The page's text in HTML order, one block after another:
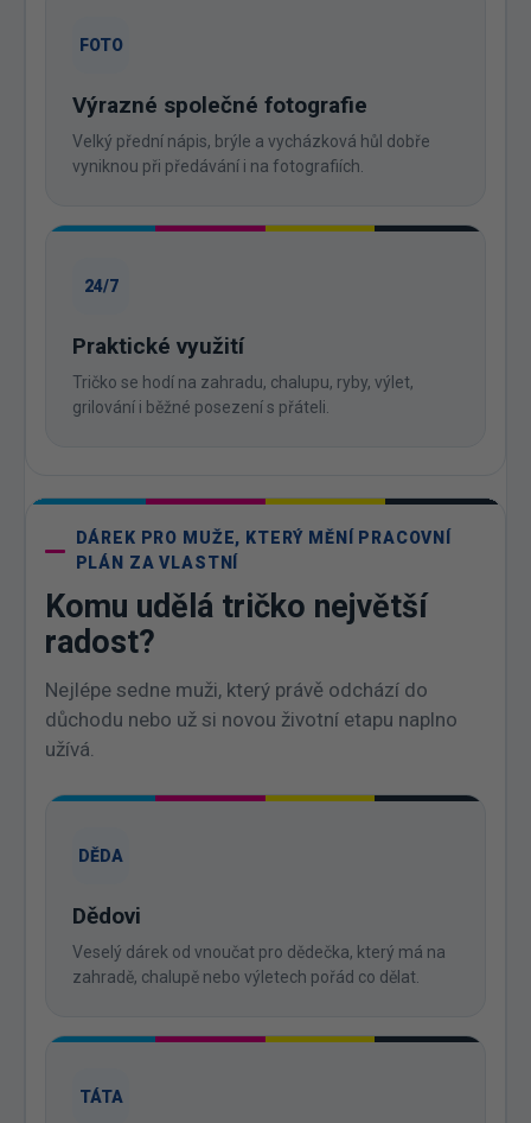
FOTO
Výrazné společné fotografie
Velký přední nápis, brýle a vycházková hůl dobře
vyniknou při předávání i na fotografiích.
24/7
Praktické využití
Tričko se hodí na zahradu, chalupu, ryby, výlet,
grilování i běžné posezení s přáteli.
DÁREK PRO MUŽE, KTERÝ MĚNÍ PRACOVNÍ
PLÁN ZA VLASTNÍ
Komu udělá tričko největší
radost?
Nejlépe sedne muži, který právě odchází do
důchodu nebo už si novou životní etapu naplno
užívá.
DĚDA
Dědovi
Veselý dárek od vnoučat pro dědečka, který má na
zahradě, chalupě nebo výletech pořád co dělat.
TÁTA